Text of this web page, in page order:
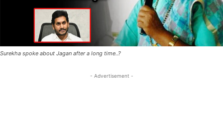
Surekha spoke about Jagan after a long time..?
- Advertisement -